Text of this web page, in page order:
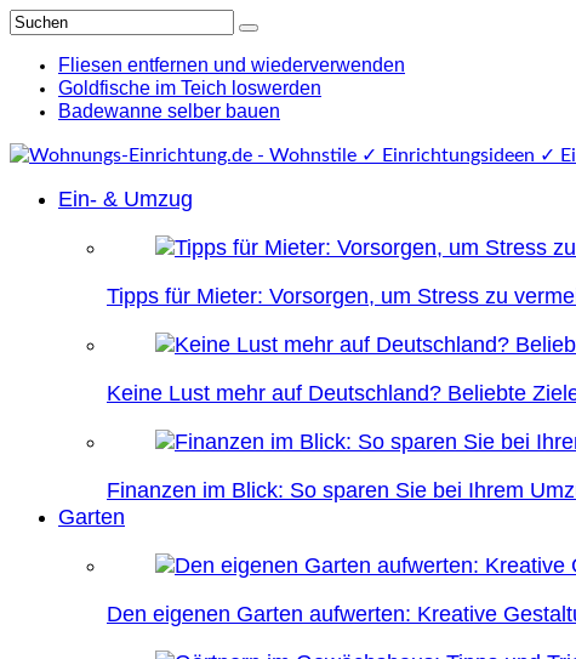
Fliesen entfernen und wiederverwenden
Goldfische im Teich loswerden
Badewanne selber bauen
Ein- & Umzug
Tipps für Mieter: Vorsorgen, um Stress zu
Keine Lust mehr auf Deutschland? Beliebte
Finanzen im Blick: So sparen Sie bei Ihrem
Garten
Den eigenen Garten aufwerten: Kreative